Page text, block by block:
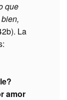
que
La
amor